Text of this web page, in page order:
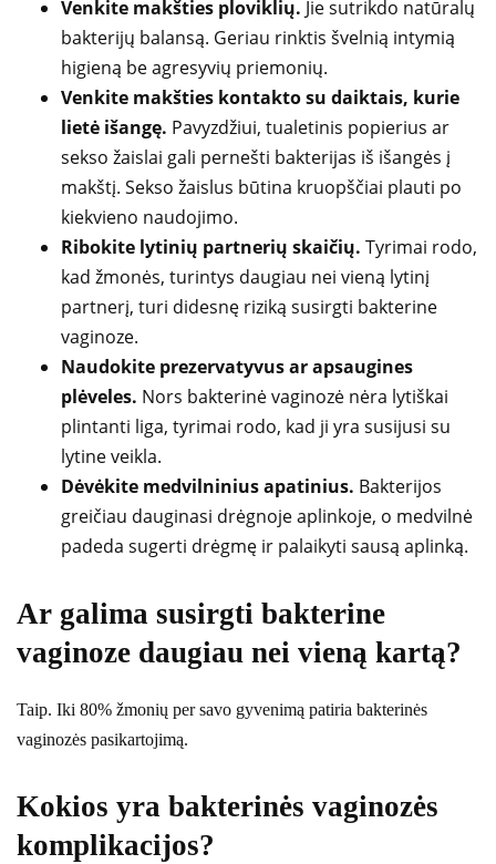
Venkite makšties ploviklių. Jie sutrikdo natūralų
bakterijų balansą. Geriau rinktis švelnią intymią
higieną be agresyvių priemonių.
Venkite makšties kontakto su daiktais, kurie
lietė išangę. Pavyzdžiui, tualetinis popierius ar
sekso žaislai gali pernešti bakterijas iš išangės į
makštį. Sekso žaislus būtina kruopščiai plauti po
kiekvieno naudojimo.
Ribokite lytinių partnerių skaičių. Tyrimai rodo,
kad žmonės, turintys daugiau nei vieną lytinį
partnerį, turi didesnę riziką susirgti bakterine
vaginoze.
Naudokite prezervatyvus ar apsaugines
plėveles. Nors bakterinė vaginozė nėra lytiškai
plintanti liga, tyrimai rodo, kad ji yra susijusi su
lytine veikla.
Dėvėkite medvilninius apatinius. Bakterijos
greičiau dauginasi drėgnoje aplinkoje, o medvilnė
padeda sugerti drėgmę ir palaikyti sausą aplinką.
Ar galima susirgti bakterine
vaginoze daugiau nei vieną kartą?
Taip. Iki 80% žmonių per savo gyvenimą patiria bakterinės
vaginozės pasikartojimą.
Kokios yra bakterinės vaginozės
komplikacijos?